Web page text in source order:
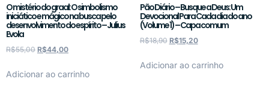
O mistério do graal: O simbolismo
iniciático e mágico na busca pelo
desenvolvimento do espírito – Julius
Evola
R$55,00 R$44,00
Adicionar ao carrinho
Pão Diário – Busque a Deus: Um
Devocional Para Cada dia do ano
(Volume 1) – Capa comum
R$18,90 R$15,20
Adicionar ao carrinho